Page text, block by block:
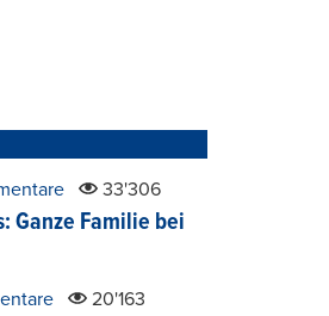
33'306
Ganze Familie bei
20'163